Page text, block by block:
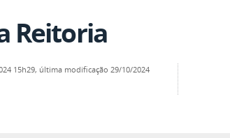
Reitoria
15h29, última modificação 29/10/2024